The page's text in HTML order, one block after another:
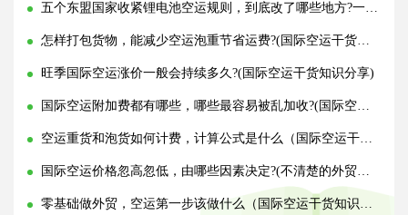
五个东盟国家收紧锂电池空运规则，到底改了哪些地方?一文讲清!
怎样打包货物，能减少空运泡重节省运费?(国际空运干货知识分享)
旺季国际空运涨价一般会持续多久?(国际空运干货知识分享)
国际空运附加费都有哪些，哪些最容易被乱加收?(国际空运干货知识分享)
空运重货和泡货如何计费，计算公式是什么（国际空运干货知识分享）
国际空运价格忽高忽低，由哪些因素决定?(不清楚的外贸人看过来)
零基础做外贸，空运第一步该做什么（国际空运干货知识分享）